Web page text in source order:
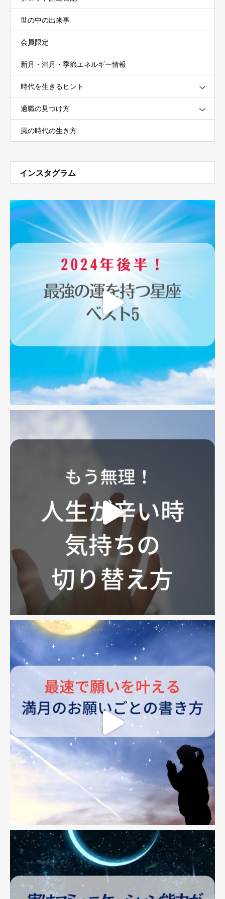
世の中の出来事
会員限定
新月・満月・季節エネルギー情報
時代を生きるヒント
適職の見つけ方
風の時代の生き方
インスタグラム